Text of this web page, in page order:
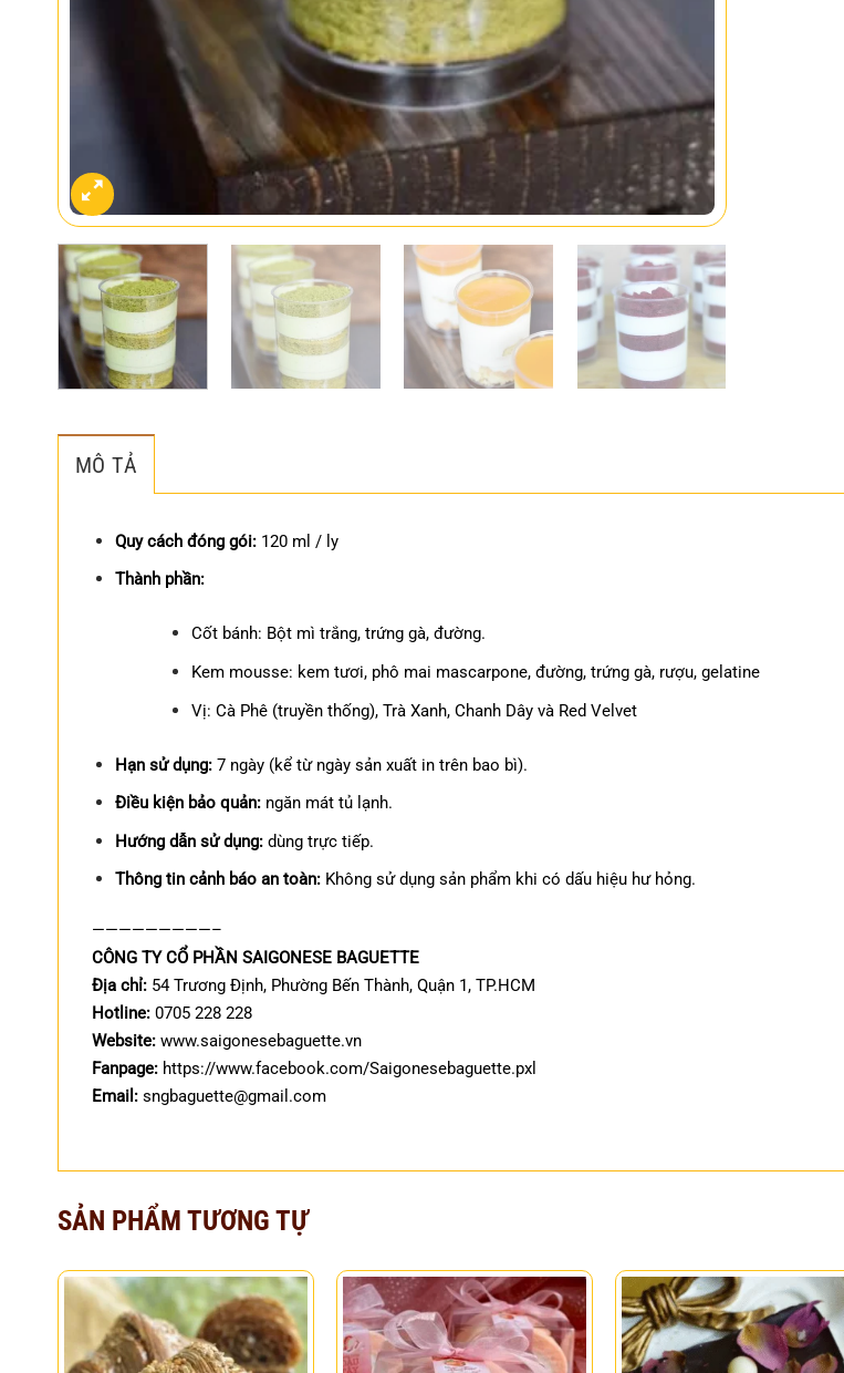
MÔ TẢ
Quy cách đóng gói: 120 ml / ly
Thành phần:
Cốt bánh: Bột mì trắng, trứng gà, đường.
Kem mousse: kem tươi, phô mai mascarpone, đường, trứng gà, rượu, gelatine
Vị: Cà Phê (truyền thống), Trà Xanh, Chanh Dây và Red Velvet
Hạn sử dụng: 7 ngày (kể từ ngày sản xuất in trên bao bì).
Điều kiện bảo quản:ngăn mát tủ lạnh.
Hướng dẫn sử dụng: dùng trực tiếp.
Thông tin cảnh báo an toàn:Không sử dụng sản phẩm khi có dấu hiệu hư hỏng.
—————————–
CÔNG TY CỔ PHẦN SAIGONESE BAGUETTE
Địa chỉ: 54 Trương Định, Phường Bến Thành, Quận 1, TP.HCM
Hotline: 0705 228 228
Website: www.saigonesebaguette.vn
Fanpage: https://www.facebook.com/Saigonesebaguette.pxl
Email: sngbaguette@gmail.com
SẢN PHẨM TƯƠNG TỰ